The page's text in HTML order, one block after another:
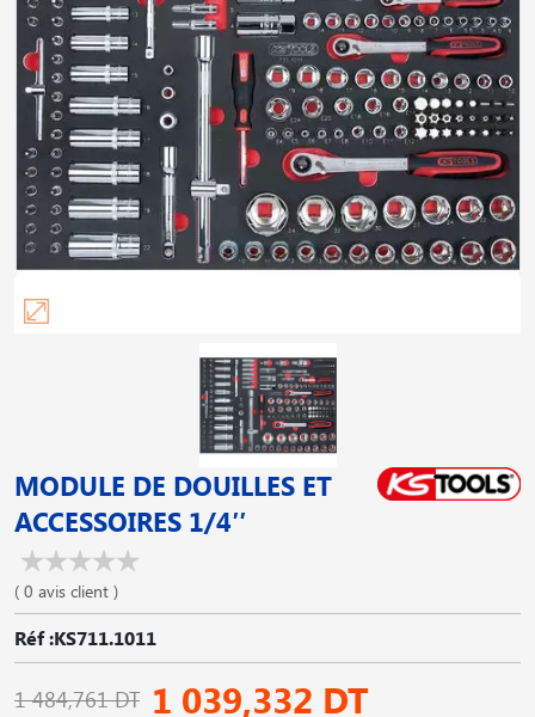
MODULE DE DOUILLES ET
ACCESSOIRES 1/4′′
( 0 avis client )
Réf :KS711.1011
1 484,761 DT 1 039,332 DT